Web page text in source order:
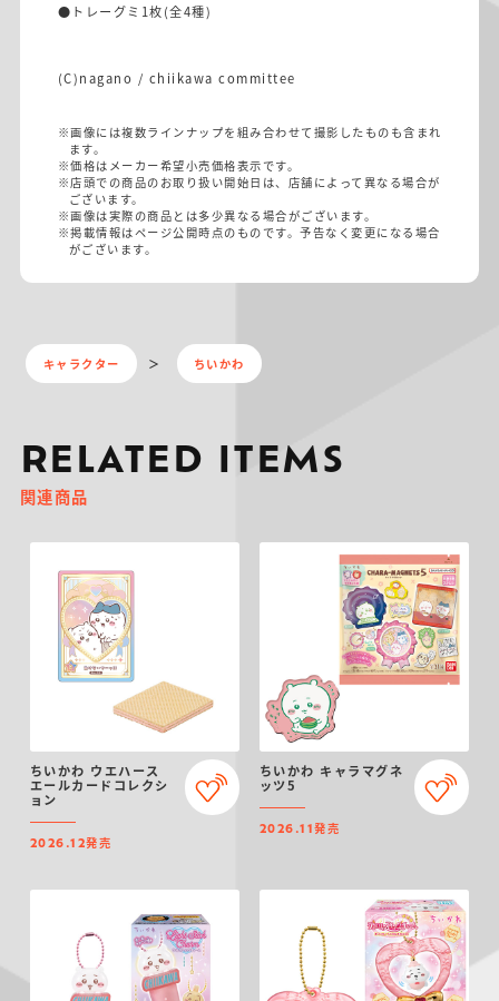
●トレーグミ1枚(全4種)
(C)nagano / chiikawa committee
※画像には複数ラインナップを組み合わせて撮影したものも含まれ
ます。
※価格はメーカー希望小売価格表示です。
※店頭での商品のお取り扱い開始日は、店舗によって異なる場合が
ございます。
※画像は実際の商品とは多少異なる場合がございます。
※掲載情報はページ公開時点のものです。予告なく変更になる場合
がございます。
キャラクター ちいかわ
RELATED ITEMS
関連商品
ちいかわ ウエハース
エールカードコレクシ
ョン
2026.12発売
ちいかわ キャラマグネ
ッツ5
2026.11発売